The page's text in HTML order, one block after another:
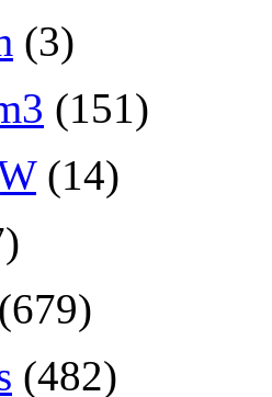
(3)
(151)
(14)
(679)
(482)